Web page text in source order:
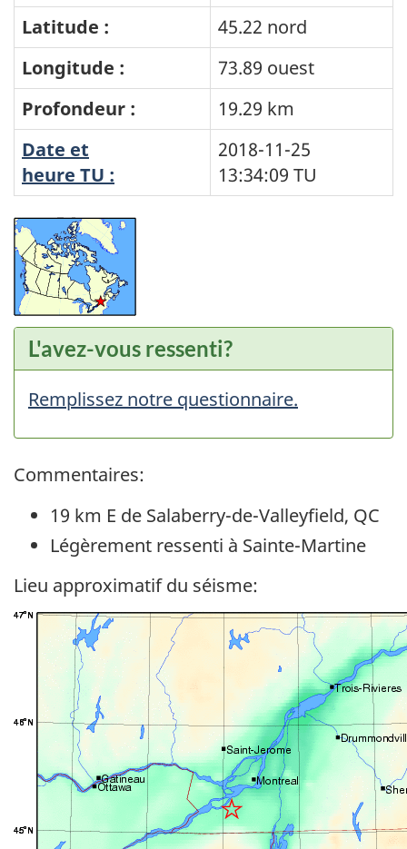
Latitude :
45.22 nord
Longitude :
73.89 ouest
Profondeur :
19.29 km
Date et
heure TU :
2018-11-25
13:34:09 TU
L'avez-vous ressenti?
Remplissez notre questionnaire.
Commentaires:
19 km E de Salaberry-de-Valleyfield, QC
Légèrement ressenti à Sainte-Martine
Lieu approximatif du séisme: